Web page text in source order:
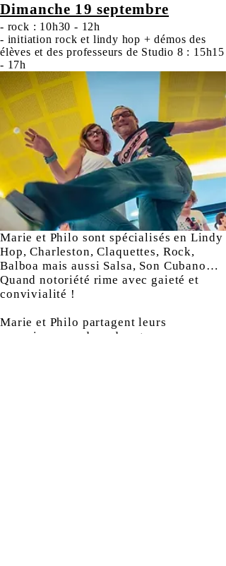
Dimanche 19 septembre
- rock : 10h30 - 12h
- initiation rock et lindy hop + démos des
élèves et des professeurs de Studio 8 : 15h15
- 17h
Marie et Philo sont spécialisés en Lindy
Hop, Charleston, Claquettes, Rock,
Balboa mais aussi Salsa, Son Cubano…
Quand notoriété rime avec gaieté et
convivialité !
Marie et Philo partagent leurs
connaissances dans des stages